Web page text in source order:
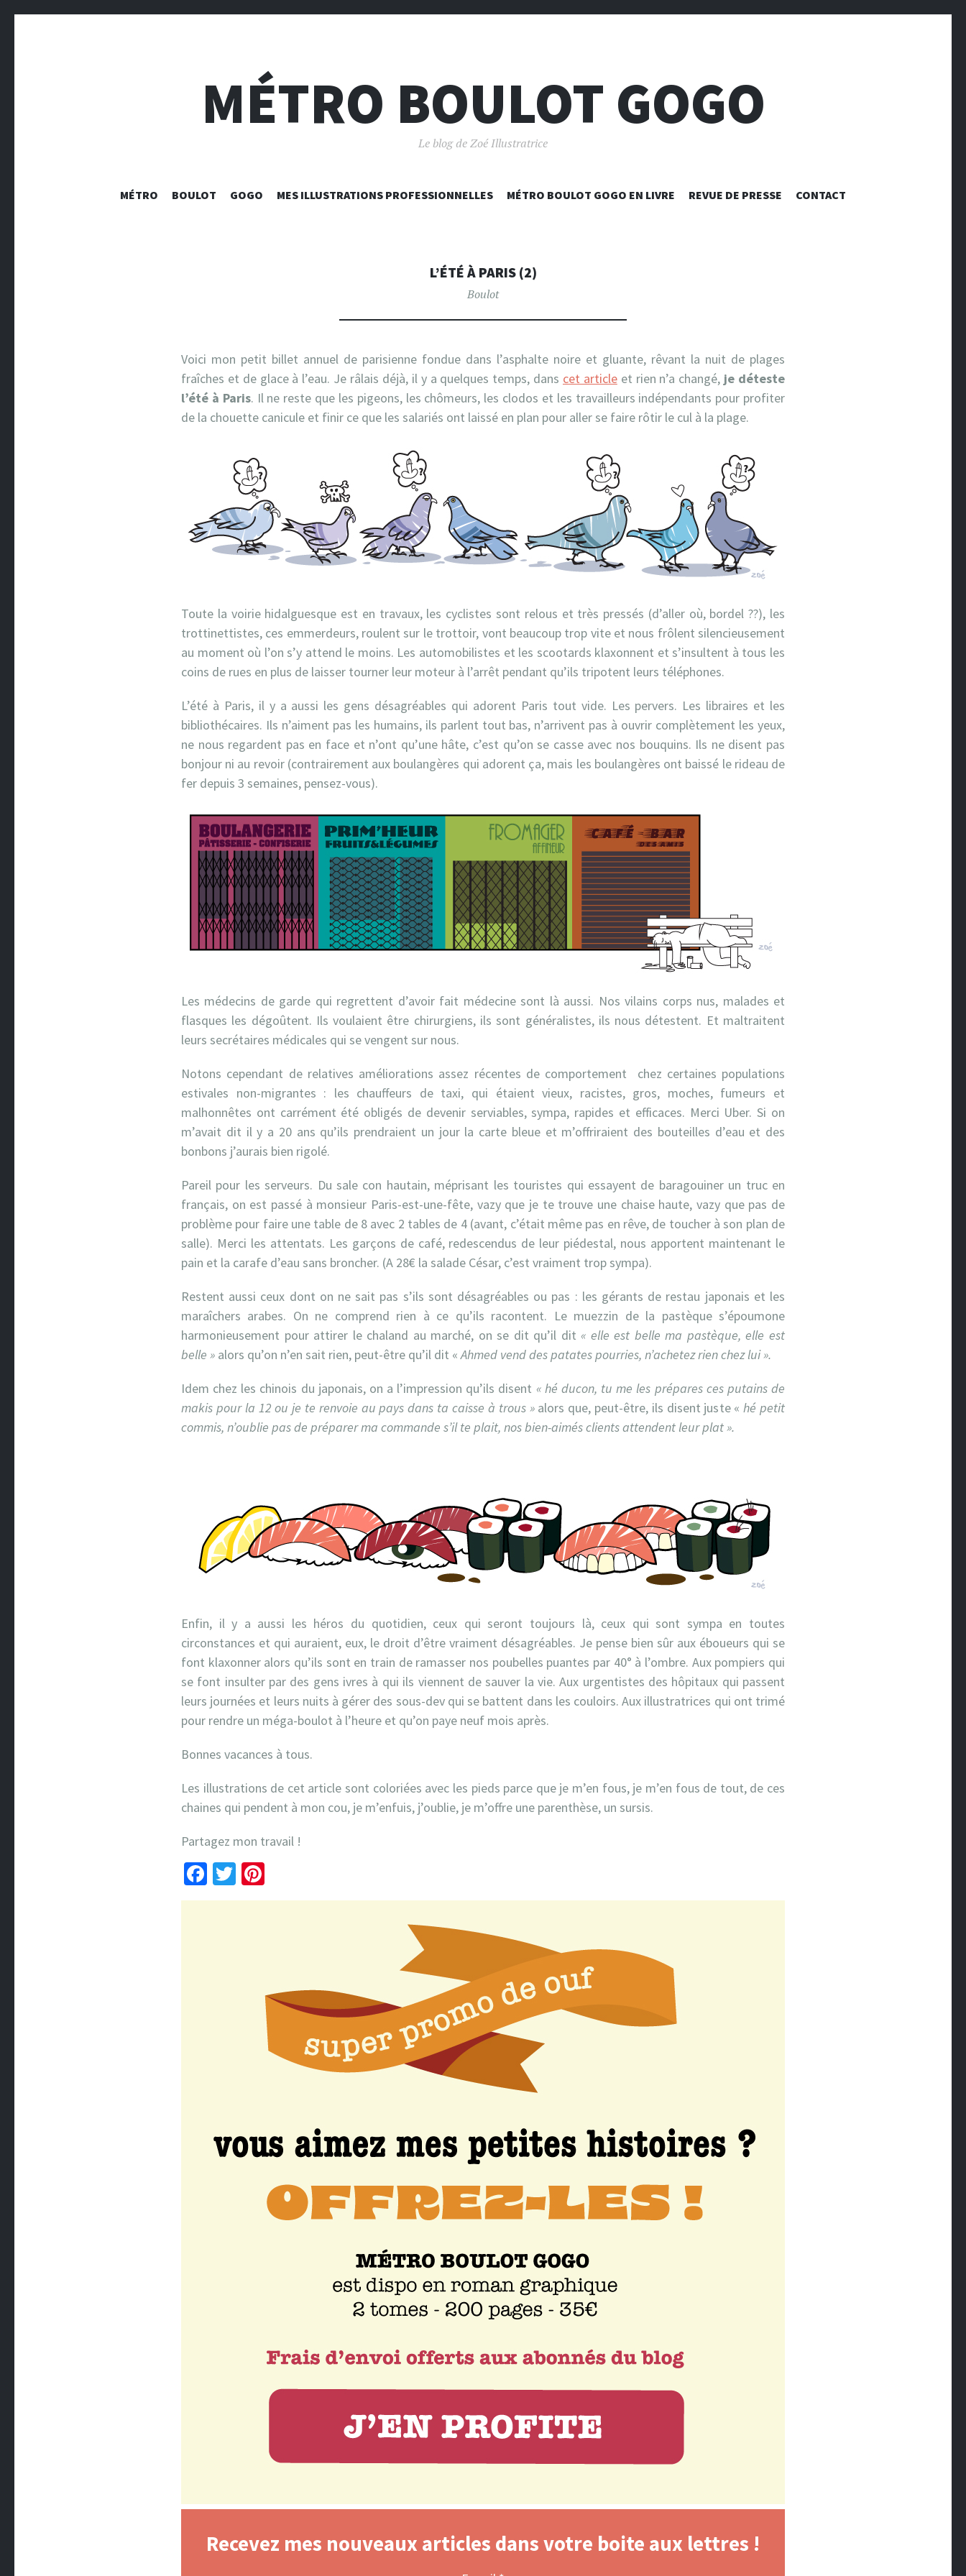
MÉTRO BOULOT GOGO
Le blog de Zoé Illustratrice
ALLER
MÉTRO BOULOT GOGO MES ILLUSTRATIONS PROFESSIONNELLES MÉTRO BOULOT GOGO EN LIVRE REVUE DE PRESSE CONTACT
L’ÉTÉ À PARIS (2)
Boulot
Voici mon petit billet annuel de parisienne fondue dans l’asphalte noire et gluante, rêvant la nuit de plages
fraîches et de glace à l’eau. Je râlais déjà, il y a quelques temps, dans cet articleet rien n’a changé, je déteste
l’été à Paris. Il ne reste que les pigeons, les chômeurs, les clodos et les travailleurs indépendants pour profiter
de la chouette canicule et finir ce que les salariés ont laissé en plan pour aller se faire rôtir le cul à la plage.
Toute la voirie hidalguesque est en travaux, les cyclistes sont relous et très pressés (d’aller où, bordel ??), les
trottinettistes, ces emmerdeurs, roulent sur le trottoir, vont beaucoup trop vite et nous frôlent silencieusement
au moment où l’on s’y attend le moins. Les automobilistes et les scootards klaxonnent et s’insultent à tous les
coins de rues en plus de laisser tourner leur moteur à l’arrêt pendant qu’ils tripotent leurs téléphones.
L’été à Paris, il y a aussi les gens désagréables qui adorent Paris tout vide. Les pervers. Les libraires et les
bibliothécaires. Ils n’aiment pas les humains, ils parlent tout bas, n’arrivent pas à ouvrir complètement les yeux,
ne nous regardent pas en face et n’ont qu’une hâte, c’est qu’on se casse avec nos bouquins. Ils ne disent pas
bonjour ni au revoir (contrairement aux boulangères qui adorent ça, mais les boulangères ont baissé le rideau de
fer depuis 3 semaines, pensez-vous).
Les médecins de garde qui regrettent d’avoir fait médecine sont là aussi. Nos vilains corps nus, malades et
flasques les dégoûtent. Ils voulaient être chirurgiens, ils sont généralistes, ils nous détestent. Et maltraitent
leurs secrétaires médicales qui se vengent sur nous.
Notons cependant de relatives améliorations assez récentes de comportement chez certaines populations
estivales non-migrantes : les chauffeurs de taxi, qui étaient vieux, racistes, gros, moches, fumeurs et
malhonnêtes ont carrément été obligés de devenir serviables, sympa, rapides et efficaces. Merci Uber. Si on
m’avait dit il y a 20 ans qu’ils prendraient un jour la carte bleue et m’offriraient des bouteilles d’eau et des
bonbons j’aurais bien rigolé.
Pareil pour les serveurs. Du sale con hautain, méprisant les touristes qui essayent de baragouiner un truc en
français, on est passé à monsieur Paris-est-une-fête, vazy que je te trouve une chaise haute, vazy que pas de
problème pour faire une table de 8 avec 2 tables de 4 (avant, c’était même pas en rêve, de toucher à son plan de
salle). Merci les attentats. Les garçons de café, redescendus de leur piédestal, nous apportent maintenant le
pain et la carafe d’eau sans broncher. (A 28€ la salade César, c’est vraiment trop sympa).
Restent aussi ceux dont on ne sait pas s’ils sont désagréables ou pas : les gérants de restau japonais et les
maraîchers arabes. On ne comprend rien à ce qu’ils racontent. Le muezzin de la pastèque s’époumone
harmonieusement pour attirer le chaland au marché, on se dit qu’il dit« elle est belle ma pastèque, elle est
belle » alors qu’on n’en sait rien, peut-être qu’il dit «Ahmed vend des patates pourries, n’achetez rien chez lui ».
Idem chez les chinois du japonais, on a l’impression qu’ils disent « hé ducon, tu me les prépares ces putains de
makis pour la 12 ou je te renvoie au pays dans ta caisse à trous »alors que, peut-être, ils disent juste «hé petit
commis, n’oublie pas de préparer ma commande s’il te plait, nos bien-aimés clients attendent leur plat ».
Enfin, il y a aussi les héros du quotidien, ceux qui seront toujours là, ceux qui sont sympa en toutes
circonstances et qui auraient, eux, le droit d’être vraiment désagréables. Je pense bien sûr aux éboueurs qui se
font klaxonner alors qu’ils sont en train de ramasser nos poubelles puantes par 40° à l’ombre. Aux pompiers qui
se font insulter par des gens ivres à qui ils viennent de sauver la vie. Aux urgentistes des hôpitaux qui passent
leurs journées et leurs nuits à gérer des sous-dev qui se battent dans les couloirs. Aux illustratrices qui ont trimé
pour rendre un méga-boulot à l’heure et qu’on paye neuf mois après.
Bonnes vacances à tous.
Les illustrations de cet article sont coloriées avec les pieds parce que je m’en fous, je m’en fous de tout, de ces
chaines qui pendent à mon cou, je m’enfuis, j’oublie, je m’offre une parenthèse, un sursis.
Partagez mon travail !
Facebook
Twitter
Recevez mes nouveaux articles dans votre boite aux lettres !